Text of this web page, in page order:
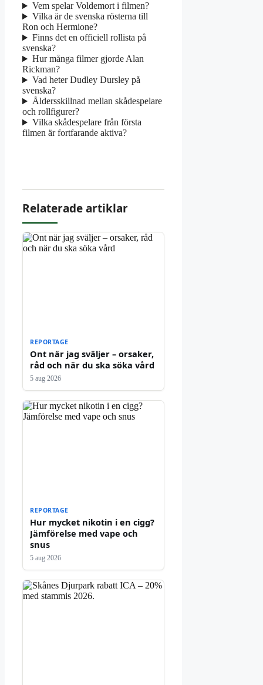
Vem spelar Voldemort i filmen?
Vilka är de svenska rösterna till
Ron och Hermione?
Finns det en officiell rollista på
svenska?
Hur många filmer gjorde Alan
Rickman?
Vad heter Dudley Dursley på
svenska?
Åldersskillnad mellan skådespelare
och rollfigurer?
Vilka skådespelare från första
filmen är fortfarande aktiva?
Relaterade artiklar
REPORTAGE
Ont när jag sväljer – orsaker,
råd och när du ska söka vård
5 aug 2026
REPORTAGE
Hur mycket nikotin i en cigg?
Jämförelse med vape och
snus
5 aug 2026